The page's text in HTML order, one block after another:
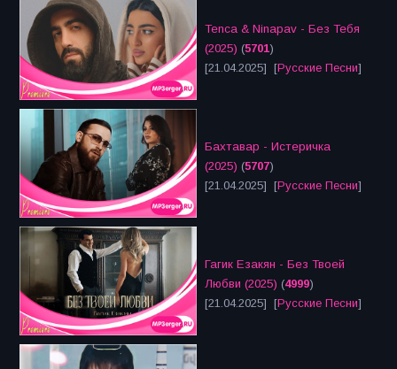
Tenca & Ninapav - Без Тебя
(2025) (5701)
[21.04.2025] [Русские Песни]
Бахтавар - Истеричка
(2025) (5707)
[21.04.2025] [Русские Песни]
Гагик Езакян - Без Твоей
Любви (2025) (4999)
[21.04.2025] [Русские Песни]